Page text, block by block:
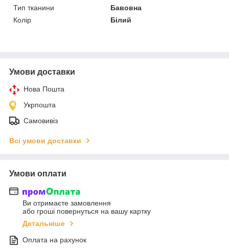
Тип тканини
Бавовна
Колір
Білий
Умови доставки
Нова Пошта
Укрпошта
Самовивіз
Всі умови доставки
Умови оплати
Ви отримаєте замовлення
або гроші повернуться на вашу картку
Детальніше
Оплата на рахунок